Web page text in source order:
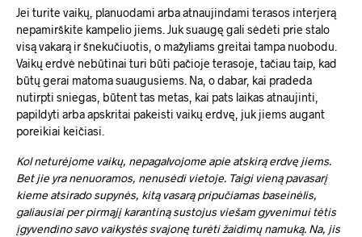
Jei turite vaikų, planuodami arba atnaujindami terasos interjerą
nepamirškite kampelio jiems. Juk suaugę gali sėdėti prie stalo
visą vakarą ir šnekučiuotis, o mažyliams greitai tampa nuobodu.
Vaikų erdvė nebūtinai turi būti pačioje terasoje, tačiau taip, kad
būtų gerai matoma suaugusiems. Na, o dabar, kai pradeda
nutirpti sniegas, būtent tas metas, kai pats laikas atnaujinti,
papildyti arba apskritai pakeisti vaikų erdvę, juk jiems augant
poreikiai keičiasi.
Kol neturėjome vaikų, nepagalvojome apie atskirą erdvę jiems.
Bet jie yra nenuoramos, nenusėdi vietoje. Taigi vieną pavasarį
kieme atsirado supynės, kitą vasarą pripučiamas baseinėlis,
galiausiai per pirmąjį karantiną sustojus viešam gyvenimui tėtis
įgyvendino savo vaikystės svajonę turėti žaidimų namuką. Na, jis